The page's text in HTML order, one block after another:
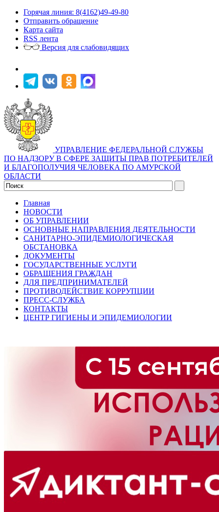
Горячая линия: 8(4162)49-49-80
Отправить обращение
Карта сайта
RSS лента
Версия для слабовидящих
УПРАВЛЕНИЕ ФЕДЕРАЛЬНОЙ СЛУЖБЫ
ПО НАДЗОРУ В СФЕРЕ ЗАЩИТЫ ПРАВ ПОТРЕБИТЕЛЕЙ
И БЛАГОПОЛУЧИЯ ЧЕЛОВЕКА ПО АМУРСКОЙ
ОБЛАСТИ
Главная
НОВОСТИ
ОБ УПРАВЛЕНИИ
ОСНОВНЫЕ НАПРАВЛЕНИЯ ДЕЯТЕЛЬНОСТИ
САНИТАРНО-ЭПИДЕМИОЛОГИЧЕСКАЯ
ОБСТАНОВКА
ДОКУМЕНТЫ
ГОСУДАРСТВЕННЫЕ УСЛУГИ
ОБРАЩЕНИЯ ГРАЖДАН
ДЛЯ ПРЕДПРИНИМАТЕЛЕЙ
ПРОТИВОДЕЙСТВИЕ КОРРУПЦИИ
ПРЕСС-СЛУЖБА
КОНТАКТЫ
ЦЕНТР ГИГИЕНЫ И ЭПИДЕМИОЛОГИИ